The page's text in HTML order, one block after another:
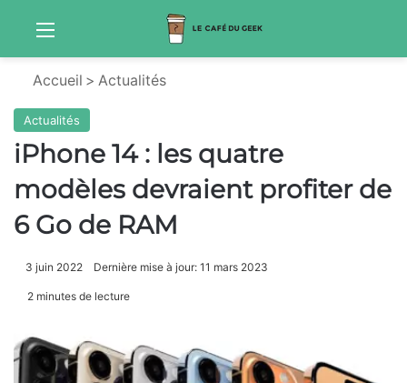
Menu
Accueil > Actualités
Actualités
iPhone 14 : les quatre
modèles devraient profiter de
6 Go de RAM
3 juin 2022 Dernière mise à jour: 11 mars 2023
2 minutes de lecture